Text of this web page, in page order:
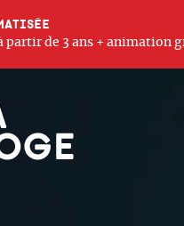
de 3 ans + animation